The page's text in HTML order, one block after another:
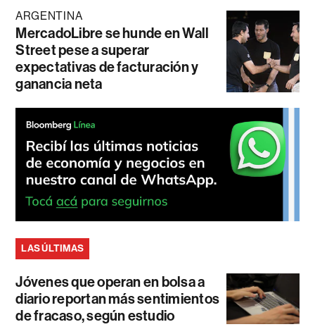
ARGENTINA
MercadoLibre se hunde en Wall
Street pese a superar
expectativas de facturación y
ganancia neta
LAS ÚLTIMAS
Jóvenes que operan en bolsa a
diario reportan más sentimientos
de fracaso, según estudio